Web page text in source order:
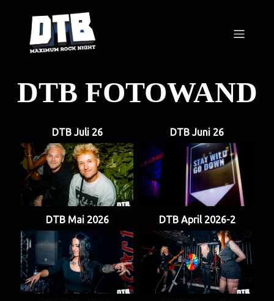
DTB FOTOWAND
DTB Juli 26 DTB Juni 26
DTB Mai 2026 DTB April 2026-2